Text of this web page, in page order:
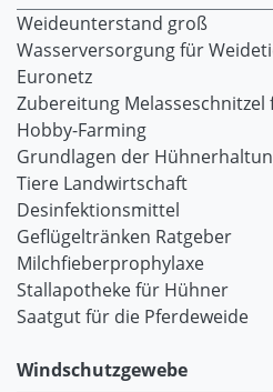
Weideunterstand groß
Wasserversorgung für
Euronetz
Zubereitung Melasseschnitzel
Hobby-Farming
Grundlagen der
Tiere Landwirtschaft
Desinfektionsmittel
Geflügeltränken Ratgeber
Milchfieberprophylaxe
Stallapotheke für Hühner
Saatgut für die Pferdeweide
Windschutzgewebe